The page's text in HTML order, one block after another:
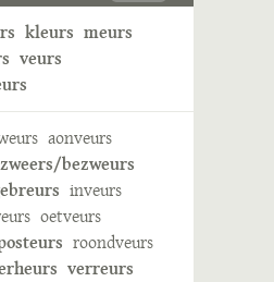
kleurs meurs
veurs
aonveurs
bezweurs
inveurs
oetveurs
roondveurs
verreurs